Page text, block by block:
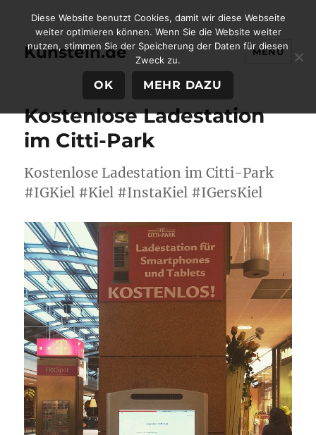
Kunstein.de MENÜ
Kostenlose Ladestation
im Citti-Park
Kostenlose Ladestation im Citti-Park
#IGKiel #Kiel #InstaKiel #IGersKiel
Diese Website benutzt Cookies, damit wir diese Webseite
weiter optimieren können. Wenn Sie die Website weiter
nutzen, stimmen Sie der Speicherung der Daten für diesen
Zweck zu.
OK MEHR DAZU